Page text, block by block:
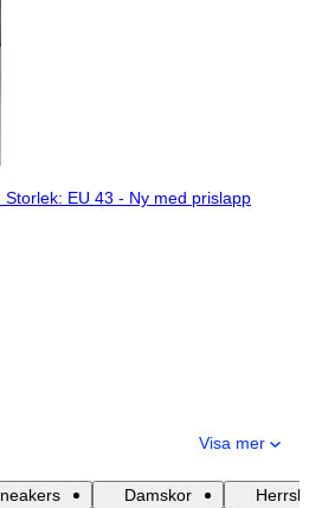
EU 43 - Ny med prislapp
Visa mer
Damskor